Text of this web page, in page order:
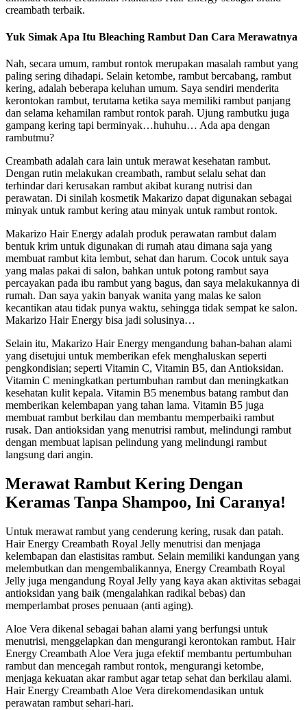
creambath terbaik.
Yuk Simak Apa Itu Bleaching Rambut Dan Cara Merawatnya
Nah, secara umum, rambut rontok merupakan masalah rambut yang
paling sering dihadapi. Selain ketombe, rambut bercabang, rambut
kering, adalah beberapa keluhan umum. Saya sendiri menderita
kerontokan rambut, terutama ketika saya memiliki rambut panjang
dan selama kehamilan rambut rontok parah. Ujung rambutku juga
gampang kering tapi berminyak…huhuhu… Ada apa dengan
rambutmu?
Creambath adalah cara lain untuk merawat kesehatan rambut.
Dengan rutin melakukan creambath, rambut selalu sehat dan
terhindar dari kerusakan rambut akibat kurang nutrisi dan
perawatan. Di sinilah kosmetik Makarizo dapat digunakan sebagai
minyak untuk rambut kering atau minyak untuk rambut rontok.
Makarizo Hair Energy adalah produk perawatan rambut dalam
bentuk krim untuk digunakan di rumah atau dimana saja yang
membuat rambut kita lembut, sehat dan harum. Cocok untuk saya
yang malas pakai di salon, bahkan untuk potong rambut saya
percayakan pada ibu rambut yang bagus, dan saya melakukannya di
rumah. Dan saya yakin banyak wanita yang malas ke salon
kecantikan atau tidak punya waktu, sehingga tidak sempat ke salon.
Makarizo Hair Energy bisa jadi solusinya…
Selain itu, Makarizo Hair Energy mengandung bahan-bahan alami
yang disetujui untuk memberikan efek menghaluskan seperti
pengkondisian; seperti Vitamin C, Vitamin B5, dan Antioksidan.
Vitamin C meningkatkan pertumbuhan rambut dan meningkatkan
kesehatan kulit kepala. Vitamin B5 menembus batang rambut dan
memberikan kelembapan yang tahan lama. Vitamin B5 juga
membuat rambut berkilau dan membantu memperbaiki rambut
rusak. Dan antioksidan yang menutrisi rambut, melindungi rambut
dengan membuat lapisan pelindung yang melindungi rambut
langsung dari angin.
Merawat Rambut Kering Dengan
Keramas Tanpa Shampoo, Ini Caranya!
Untuk merawat rambut yang cenderung kering, rusak dan patah.
Hair Energy Creambath Royal Jelly menutrisi dan menjaga
kelembapan dan elastisitas rambut. Selain memiliki kandungan yang
melembutkan dan mengembalikannya, Energy Creambath Royal
Jelly juga mengandung Royal Jelly yang kaya akan aktivitas sebagai
antioksidan yang baik (mengalahkan radikal bebas) dan
memperlambat proses penuaan (anti aging).
Aloe Vera dikenal sebagai bahan alami yang berfungsi untuk
menutrisi, menggelapkan dan mengurangi kerontokan rambut. Hair
Energy Creambath Aloe Vera juga efektif membantu pertumbuhan
rambut dan mencegah rambut rontok, mengurangi ketombe,
menjaga kekuatan akar rambut agar tetap sehat dan berkilau alami.
Hair Energy Creambath Aloe Vera direkomendasikan untuk
perawatan rambut sehari-hari.